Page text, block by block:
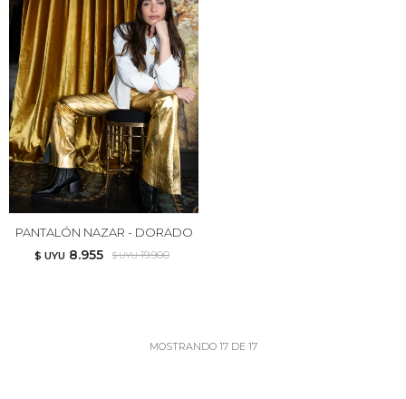
PANTALÓN NAZAR - DORADO
$ UYU 8.955 $ UYU 19.900
MOSTRANDO 17DE 17